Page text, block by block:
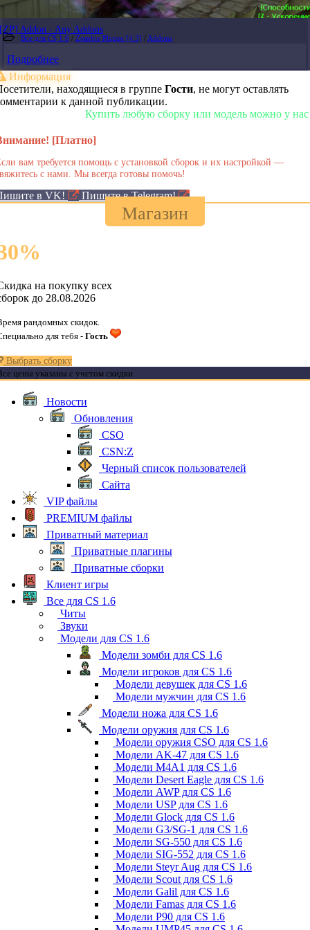
[ZP] Addon - Any Addons
Все для CS 1.6 / Zombie Plague [4.3] / Addons
Подробнее
Информация
находящиеся в группе Гости, не могут оставлять
к данной публикации.
Купить любую сборку или модель можно у нас в
[Платно]
вам требуется помощь с установкой сборок и их настройкой —
с нами. Мы всегда готовы помочь!
в VK! Пишите в Telegram!
Магазин
%
на покупку всех
до 28.08.2026
рандомных скидок.
для тебя - Гость
Выбрать сборку
цены указаны с учетом скидки
Новости
Обновления
CSO
CSN:Z
Черный список пользователей
Сайта
VIP файлы
PREMIUM файлы
Приватный материал
Приватные плагины
Приватные сборки
Клиент игры
Все для CS 1.6
Читы
Звуки
Модели для CS 1.6
Модели зомби для CS 1.6
Модели игроков для CS 1.6
Модели девушек для CS 1.6
Модели мужчин для CS 1.6
Модели ножа для CS 1.6
Модели оружия для CS 1.6
Модели оружия CSO для CS 1.6
Модели AK-47 для CS 1.6
Модели M4A1 для CS 1.6
Модели Desert Eagle для CS 1.6
Модели AWP для CS 1.6
Модели USP для CS 1.6
Модели Glock для CS 1.6
Модели G3/SG-1 для CS 1.6
Модели SG-550 для CS 1.6
Модели SIG-552 для CS 1.6
Модели Steyr Aug для CS 1.6
Модели Scout для CS 1.6
Модели Galil для CS 1.6
Модели Famas для CS 1.6
Модели P90 для CS 1.6